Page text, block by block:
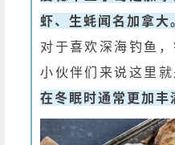
虾、生蚝闻名加拿大
对于喜欢深海钓鱼
小伙伴们来说这里
在冬眠时通常更加丰